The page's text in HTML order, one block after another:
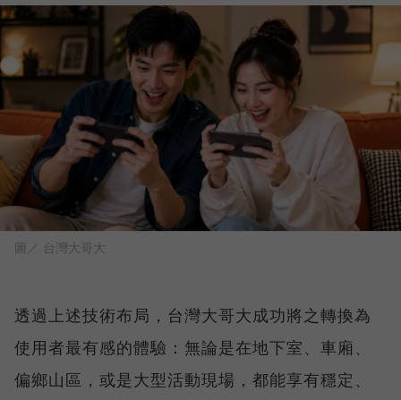
圖／ 台灣大哥大
透過上述技術布局，台灣大哥大成功將之轉換為
使用者最有感的體驗：無論是在地下室、車廂、
偏鄉山區，或是大型活動現場，都能享有穩定、